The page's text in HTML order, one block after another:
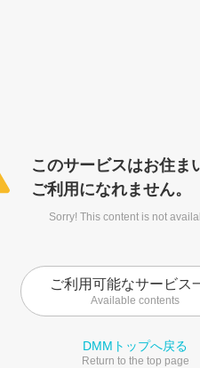
このサービスはお住ま
ご利用になれません。
Sorry! This content is not
ご利用可能なサービス
Available contents
DMMトップへ戻る
Return to the top page